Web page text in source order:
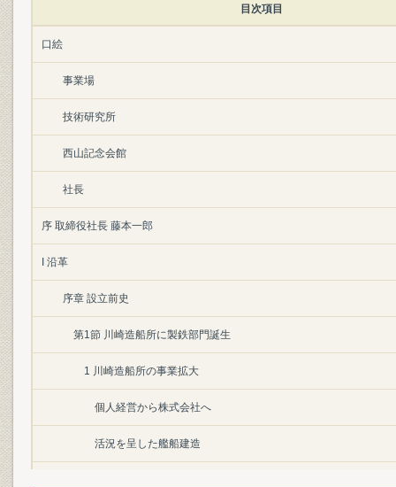
目次項目
口絵
事業場
技術研究所
西山記念会館
社長
序 取締役社長 藤本一郎
I 沿革
序章 設立前史
第1節 川崎造船所に製鉄部門誕生
1 川崎造船所の事業拡大
個人経営から株式会社へ
活況を呈した艦船建造